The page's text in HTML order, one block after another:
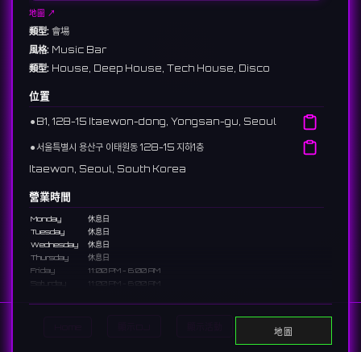
Search
地圖 ↗
類型: 會場
風格: Music Bar
類型: House, Deep House, Tech House, Disco
位置
⚫︎ B1, 128-15 Itaewon-dong, Yongsan-gu, Seoul
⚫︎서울특별시 용산구 이태원동 128-15 지하1층
Itaewon, Seoul, South Korea
營業時間
Monday
休息日
Tuesday
休息日
Wednesday
休息日
Thursday
休息日
Friday
11:00 PM - 6:00 AM
Saturday
11:00 PM - 6:00 AM
A music bar in Itaewon with a focus on house music and its
地圖